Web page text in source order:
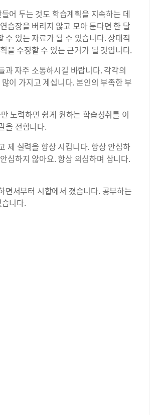
어 두는 것도 학습계획을 지속하는 데
습장을 버리지 않고 모아 둔다면 한 달
있는 자료가 될 수 있습니다. 상대적
을 수정할 수 있는 근거가 될 것입니다.
자주 소통하시길 바랍니다. 각각의
이 가지고 계십니다. 본인의 부족한 부
노력하면 쉽게 원하는 학습성취를 이
을 전합니다.
제 실력을 향상 시킵니다. 항상 안심하
심하지 않아요. 항상 의심하며 삽니다.
면서부터 시합에서 졌습니다. 공부하는
니다.